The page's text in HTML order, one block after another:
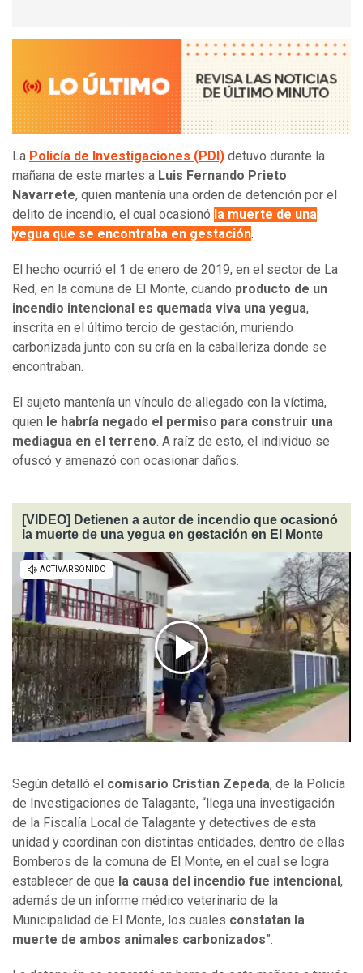
La Policía de Investigaciones (PDI) detuvo durante la
mañana de este martes a Luis Fernando Prieto
Navarrete, quien mantenía una orden de detención por el
delito de incendio, el cual ocasionó la muerte de una
yegua que se encontraba en gestación.
El hecho ocurrió el 1 de enero de 2019, en el sector de La
Red, en la comuna de El Monte, cuando producto de un
incendio intencional es quemada viva una yegua,
inscrita en el último tercio de gestación, muriendo
carbonizada junto con su cría en la caballeriza donde se
encontraban.
El sujeto mantenía un vínculo de allegado con la víctima,
quien le habría negado el permiso para construir una
mediagua en el terreno. A raíz de esto, el individuo se
ofuscó y amenazó con ocasionar daños.
[VIDEO] Detienen a autor de incendio que ocasionó
la muerte de una yegua en gestación en El Monte
Según detalló el comisario Cristian Zepeda, de la Policía
de Investigaciones de Talagante, “llega una investigación
de la Fiscalía Local de Talagante y detectives de esta
unidad y coordinan con distintas entidades, dentro de ellas
Bomberos de la comuna de El Monte, en el cual se logra
establecer de que la causa del incendio fue intencional ,
además de un informe médico veterinario de la
Municipalidad de El Monte, los cuales constatan la
muerte de ambos animales carbonizados”.